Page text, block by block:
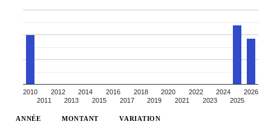
2010
2011
2012
2013
2014
2015
2016
2017
2018
2019
2020
2021
2022
2023
2024
2025
2026
ANNÉE MONTANT VARIATION